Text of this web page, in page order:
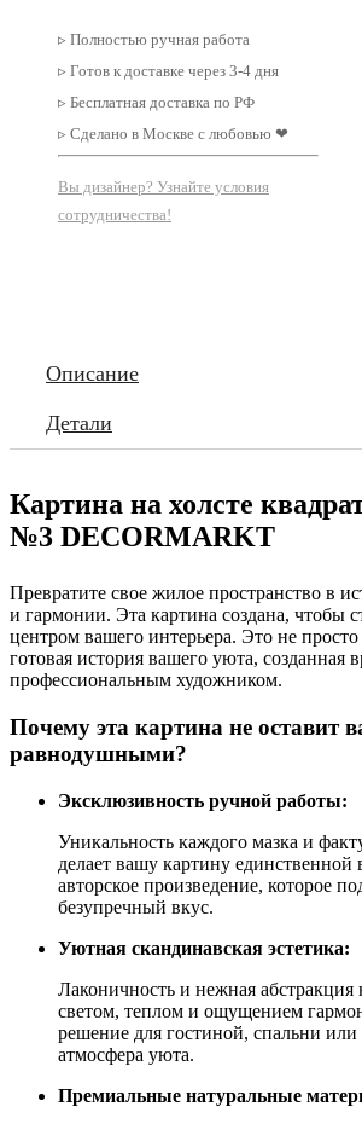
▹ Полностью ручная работа
▹ Готов к доставке через 3-4 дня
▹ Бесплатная доставка по РФ
▹ Сделано в Москве с любовью ❤
Вы дизайнер? Узнайте условия
сотрудничества!
Описание
Детали
Картина на холсте
№3 DECORMARKT
Превратите свое жилое пространство в
и гармонии. Эта картина создана, чтобы
центром вашего интерьера. Это не просто
готовая история вашего уюта, созданная
профессиональным художником.
Почему эта картина не оставит
равнодушными?
Эксклюзивность ручной работы:
Уникальность каждого мазка и
делает вашу картину единственной
авторское произведение, которое
безупречный вкус.
Уютная скандинавская эстетика:
Лаконичность и нежная абстракция
светом, теплом и ощущением
решение для гостиной, спальни или
атмосфера уюта.
Премиальные натуральные